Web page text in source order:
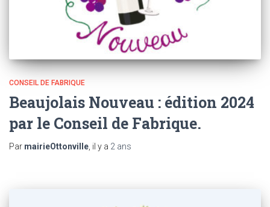
CONSEIL DE FABRIQUE
Beaujolais Nouveau : édition 2024
par le Conseil de Fabrique.
Par mairieOttonville , il y a 2 ans